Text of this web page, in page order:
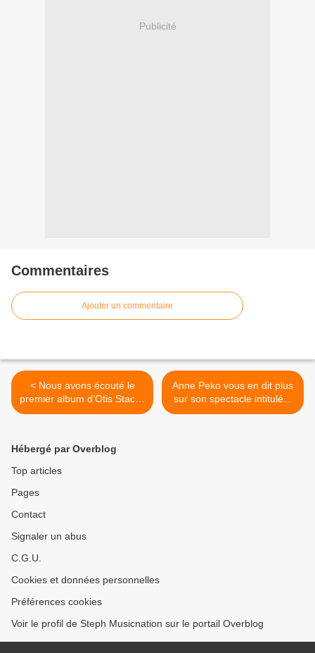
Publicité
Commentaires
Ajouter un commentaire
< Nous avons écouté le
premier album d’Otis Stacks
!
Anne Peko vous en dit plus
sur son spectacle intitulé «
Ma Cantate à Barbara » ! >
Hébergé par Overblog
Top articles
Pages
Contact
Signaler un abus
C.G.U.
Cookies et données personnelles
Préférences cookies
Voir le profil de Steph Musicnation sur le portail Overblog